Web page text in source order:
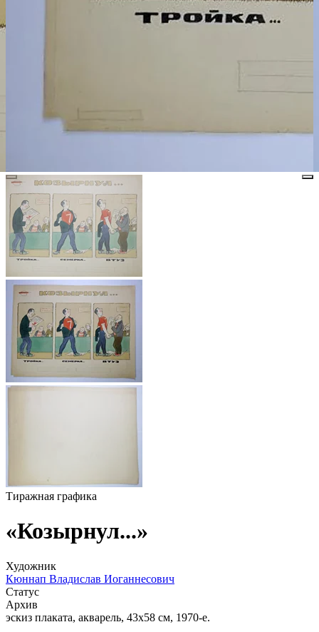
Тиражная графика
«Козырнул...»
Художник
Кюннап Владислав Иоганнесович
Статус
Архив
эскиз плаката, акварель, 43х58 см, 1970-е.